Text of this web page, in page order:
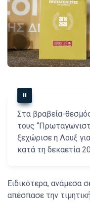
Στα βραβεία-θεσμός
τους
ξεχώρισε η Λουξ
κατά τη δεκαετία
Ειδικότερα, ανάμεσα
απέσπασε την